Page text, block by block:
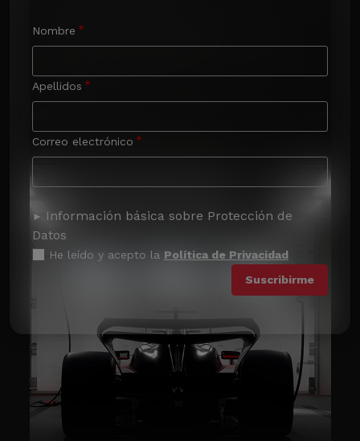
Nombre
Apellidos
Correo electrónico
Información básica sobre Protección de
Datos
He leído y acepto la Política de Privacidad